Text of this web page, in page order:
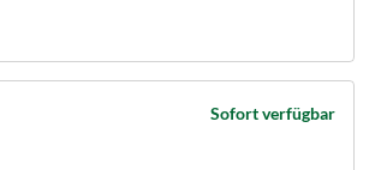
Sofort verfügbar